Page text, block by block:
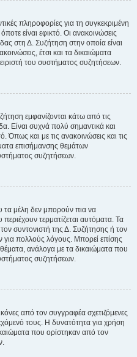
πληροφορίες για τη συγκεκριμένη
είναι εφικτό. Οι ανακοινώσεις
στη Δ. Συζήτηση στην οποία είναι
έτσι και τα δικαιώματα
του συστήματος συζητήσεων.
εμφανίζονται κάτω από τις
Είναι συχνά πολύ σημαντικά και
Όπως και με τις ανακοινώσεις και τις
επισήμανσης θεμάτων
συζητήσεων.
τα μέλη δεν μπορούν πια να
τερματίζεται αυτόματα. Τα
συντονιστή της Δ. Συζήτησης ή τον
για πολλούς λόγους. Μπορεί επίσης
ανάλογα με τα δικαιώματα που
συζητήσεων.
από τον συγγραφέα σχετιζόμενες
τους. Η δυνατότητα για χρήση
που ορίστηκαν από τον